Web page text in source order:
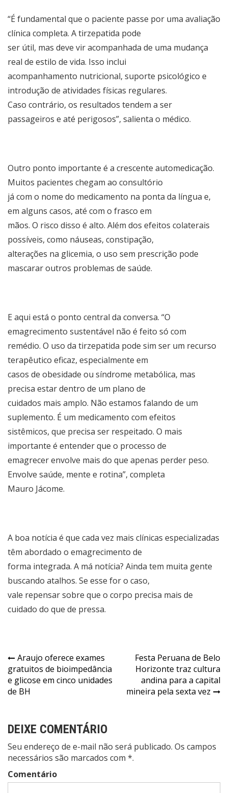
“É fundamental que o paciente passe por uma avaliação
clínica completa. A tirzepatida pode
ser útil, mas deve vir acompanhada de uma mudança
real de estilo de vida. Isso inclui
acompanhamento nutricional, suporte psicológico e
introdução de atividades físicas regulares.
Caso contrário, os resultados tendem a ser
passageiros e até perigosos”, salienta o médico.
Outro ponto importante é a crescente automedicação.
Muitos pacientes chegam ao consultório
já com o nome do medicamento na ponta da língua e,
em alguns casos, até com o frasco em
mãos. O risco disso é alto. Além dos efeitos colaterais
possíveis, como náuseas, constipação,
alterações na glicemia, o uso sem prescrição pode
mascarar outros problemas de saúde.
E aqui está o ponto central da conversa. “O
emagrecimento sustentável não é feito só com
remédio. O uso da tirzepatida pode sim ser um recurso
terapêutico eficaz, especialmente em
casos de obesidade ou síndrome metabólica, mas
precisa estar dentro de um plano de
cuidados mais amplo. Não estamos falando de um
suplemento. É um medicamento com efeitos
sistêmicos, que precisa ser respeitado. O mais
importante é entender que o processo de
emagrecer envolve mais do que apenas perder peso.
Envolve saúde, mente e rotina”, completa
Mauro Jácome.
A boa notícia é que cada vez mais clínicas especializadas
têm abordado o emagrecimento de
forma integrada. A má notícia? Ainda tem muita gente
buscando atalhos. Se esse for o caso,
vale repensar sobre que o corpo precisa mais de
cuidado do que de pressa.
Navegação
de
Post
Araujo oferece exames
gratuitos de bioimpedância
e glicose em cinco unidades
de BH
Festa Peruana de Belo
Horizonte traz cultura
andina para a capital
mineira pela sexta vez
DEIXE COMENTÁRIO
Seu endereço de e-mail não será publicado. Os campos
necessários são marcados com *.
Comentário